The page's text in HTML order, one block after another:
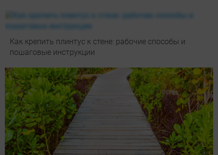
Как крепить плинтус к стене: рабочие способы и
пошаговые инструкции